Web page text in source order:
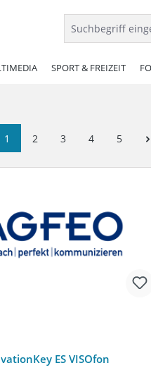
SPORT & FREIZEIT
1 2 3 4 5
ES VISOfon